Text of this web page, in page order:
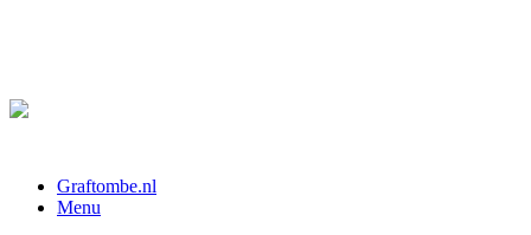
Graftombe.nl
Menu